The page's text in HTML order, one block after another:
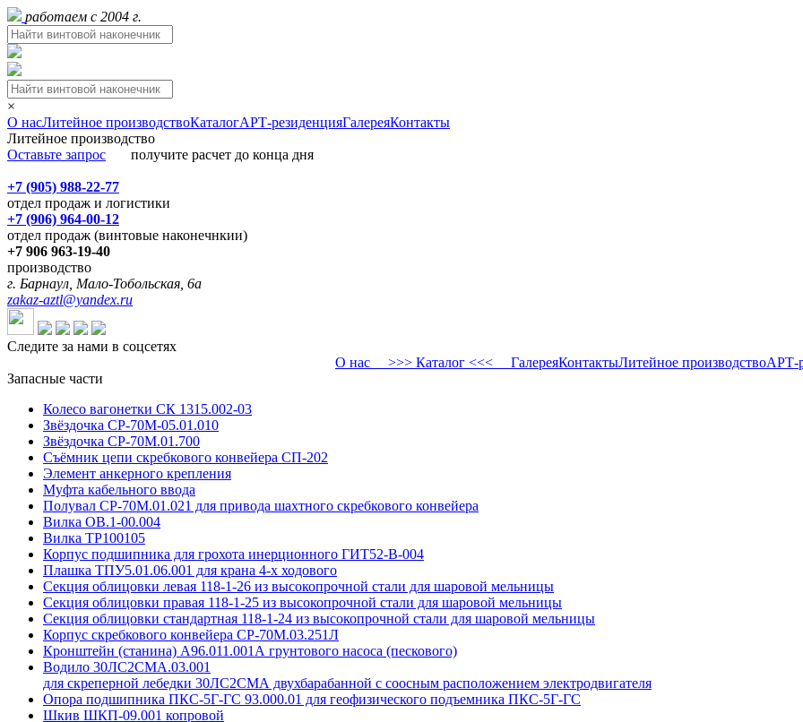
работаем с 2004 г.
×
О насЛитейное производствоКаталогАРТ-резиденцияГалереяКонтакты
Литейное производство
Оставьте запрос получите расчет до конца дня
+7 (905) 988-22-77
отдел продаж и логистики
+7 (906) 964-00-12
отдел продаж (винтовые наконечнкии)
+7 906 963-19-40
производство
г. Барнаул, Мало-Тобольская, 6а
zakaz-aztl@yandex.ru
Следите за нами в соцсетях
О нас >>> Каталог <<< ГалереяКонтактыЛитейное производствоАРТ-
Запасные части
Колесо вагонетки СК 1315.002-03
Звёздочка СР-70М-05.01.010
Звёздочка СР-70М.01.700
Съёмник цепи скребкового конвейера СП-202
Элемент анкерного крепления
Муфта кабельного ввода
Полувал СР-70М.01.021 для привода шахтного скребкового конвейера
Вилка ОВ.1-00.004
Вилка ТР100105
Корпус подшипника для грохота инерционного ГИТ52-В-004
Плашка ТПУ5.01.06.001 для крана 4-х ходового
Секция облицовки левая 118-1-26 из высокопрочной стали для шаровой мельницы
Секция облицовки правая 118-1-25 из высокопрочной стали для шаровой мельницы
Секция облицовки стандартная 118-1-24 из высокопрочной стали для шаровой мельницы
Корпус скребкового конвейера СР-70М.03.251Л
Кронштейн (станина) А96.011.001А грунтового насоса (пескового)
Водило 30ЛС2СМА.03.001
для скреперной лебедки 30ЛС2СМА двухбарабанной с соосным расположением электродвигателя
Опора подшипника ПКС-5Г-ГС 93.000.01 для геофизического подъемника ПКС-5Г-ГС
Шкив ШКП-09.001 копровой